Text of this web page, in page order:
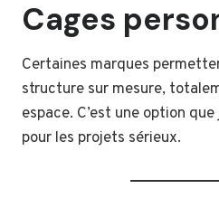
Cages
Certaines marques
structure sur mesure,
espace. C’est une option
pour les projets sérieux.